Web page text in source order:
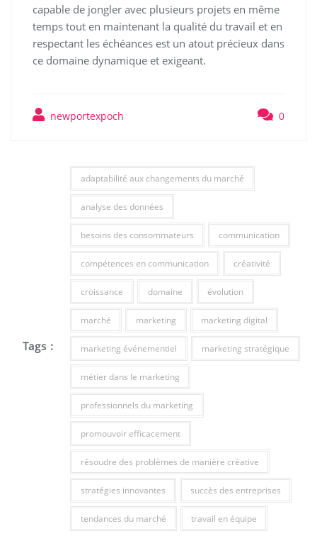
capable de jongler avec plusieurs projets en même
temps tout en maintenant la qualité du travail et en
respectant les échéances est un atout précieux dans
ce domaine dynamique et exigeant.
newportexpoch 0
Tags :
adaptabilité aux changements du marché
analyse des données
besoins des consommateurs communication
compétences en communication créativité
croissance domaine évolution
marché marketing marketing digital
marketing événementiel marketing stratégique
métier dans le marketing
professionnels du marketing
promouvoir efficacement
résoudre des problèmes de manière créative
stratégies innovantes succès des entreprises
tendances du marché travail en équipe